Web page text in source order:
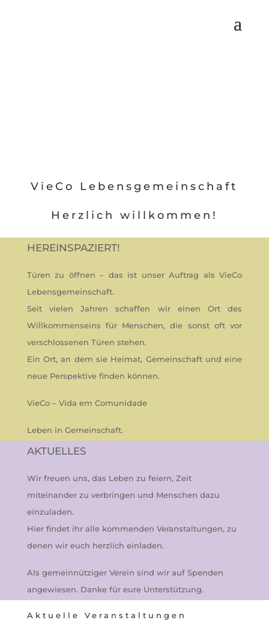
VieCo Lebensgemeinschaft
Herzlich willkommen!
HEREINSPAZIERT!
Türen zu öffnen – das ist unser Auftrag als VieCo
Lebensgemeinschaft.
Seit vielen Jahren schaffen wir einen Ort des
Willkommenseins für Menschen, die sonst oft vor
verschlossenen Türen stehen.
Ein Ort, an dem sie Heimat, Gemeinschaft und eine
neue Perspektive finden können.
VieCo – Vida em Comunidade
Leben in Gemeinschaft.
AKTUELLES
Wir freuen uns, das Leben zu feiern, Zeit
miteinander zu verbringen und Menschen dazu
einzuladen.
Hier findet ihr alle kommenden Veranstaltungen, zu
denen wir euch herzlich einladen.
Als gemeinnütziger Verein sind wir auf Spenden
angewiesen. Danke für eure Unterstützung.
Aktuelle Veranstaltungen